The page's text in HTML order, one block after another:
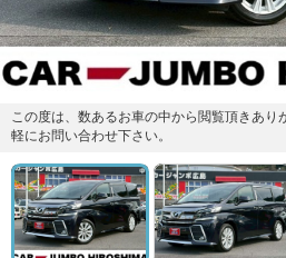
この度は、数あるお車の中から閲覧頂きあ
軽にお問い合わせ下さい。